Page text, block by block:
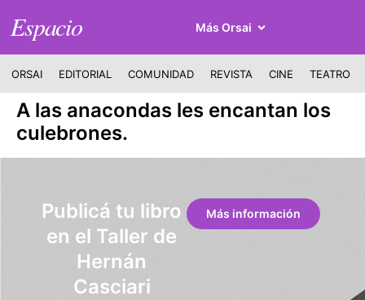
Espacio Más Orsai
ORSAI EDITORIAL COMUNIDAD REVISTA CINE TEATRO
A las anacondas les encantan los
culebrones.
Publicá tu libro
en el Taller de
Hernán
Casciari
Más información